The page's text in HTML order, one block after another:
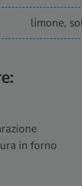
limone,
in forno